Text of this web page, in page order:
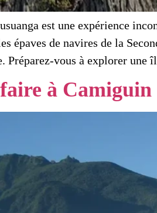
est une expérience
épaves de navires de la
Préparez-vous à explorer
à Camiguin